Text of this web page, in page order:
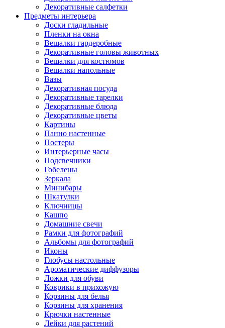
Декоративные салфетки
Предметы интерьера
Доски гладильные
Пленки на окна
Вешалки гардеробные
Декоративные головы животных
Вешалки для костюмов
Вешалки напольные
Вазы
Декоративная посуда
Декоративные тарелки
Декоративные блюда
Декоративные цветы
Картины
Панно настенные
Постеры
Интерьерные часы
Подсвечники
Гобелены
Зеркала
Минибары
Шкатулки
Ключницы
Кашпо
Домашние свечи
Рамки для фотографий
Альбомы для фотографий
Иконы
Глобусы настольные
Ароматические диффузоры
Ложки для обуви
Коврики в прихожую
Корзины для белья
Корзины для хранения
Крючки настенные
Лейки для растений